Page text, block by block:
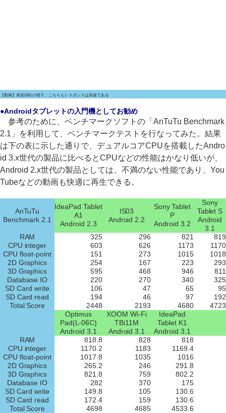
【動画】画面回転の様子。こちらもレスポンスは高速である
●Androidタブレットの入門機としてお勧め
参考のために、ベンチマークソフトの「AnTuTu Benchmark
2.1」を利用して、ベンチマークテストを行なってみた。結果
は下の表に示した通りで、デュアルコアCPUを搭載したAndro
id 3.x世代の製品に比べるとCPUなどの性能はかなり低いが、
Android 2.x世代の製品としては、不満のない性能であり、You
Tubeなどの動画も快適に再生できる。
AnTuTu
Benchmark 2.1
IdeaPad Tablet
A1
Android 2.3
IS03
Android 2.2
Sony Tablet
P
Android 3.2
Sony
Tablet S
Android
3.1
RAM
325 296 821
819
CPU integer
603 626 1173
1170
CPU float-point
151 273 1015
1018
2D Graphics
254 167 223
293
3D Graphics
595 468 946
811
Database IO
220 270 340
325
SD Card write
106 47 65
95
SD Card read
194 46 97
192
Total Score
2448 2193 4680
4723
Optimus
Pad(L-06C)
Android 3.1
XOOM Wi-Fi
TBi11M
Android 3.1
IdeaPad
Tablet K1
Android 3.1
RAM
818.8 828
818
CPU integer
1170.2 1183
1169.4
CPU float-point
1017.8 1035
1016
2D Graphics
265.2 246
291.8
3D Graphics
821.8 759
802.2
Database IO
282 370
175
SD Card write
149.8 105
130.6
SD Card read
172.4 159
130.6
Total Score
4698 4685 4533.6